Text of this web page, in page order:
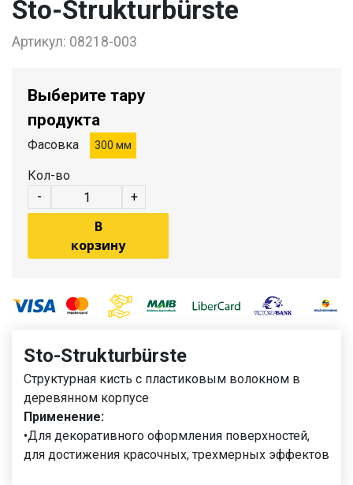
Sto-Strukturbürste
Артикул: 08218-003
Выберите тару
продукта
Фасовка 300 мм
Кол-во
-
+
В
корзину
Sto-Strukturbürste
Структурная кисть с пластиковым волокном в
деревянном корпусе
Применение:
•Для декоративного оформления поверхностей,
для достижения красочных, трехмерных эффектов